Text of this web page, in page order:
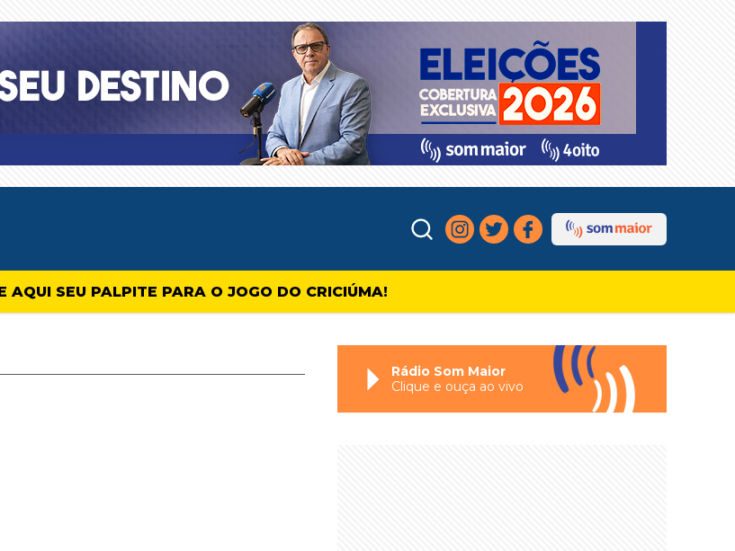
AQUI SEU PALPITE PARA O JOGO DO CRICIÚMA!
Rádio Som Maior
Clique e ouça ao vivo